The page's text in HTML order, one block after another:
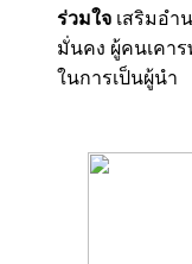
ร่วมใจ เสริมอำ
มั่นคง ผู้คนเคา
ในการเป็นผู้นำ